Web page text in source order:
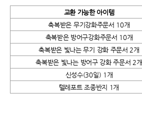
교환 가능한 아이템
축복받은 무기강화주문서 10개
축복받은 방어구강화주문서 10개
축복받은 빛나는 무기 강화 주문서 2개
축복받은 빛나는 방어구 강화 주문서 2개
신성수(30일) 1개
텔레포트 조종반지 1개